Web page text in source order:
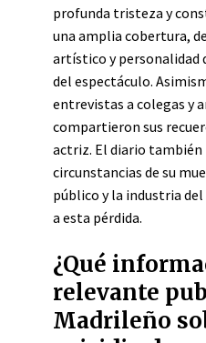
profunda tristeza y
una amplia cobertura,
artístico y personalidad
del espectáculo.
entrevistas a colegas y
compartieron sus
actriz. El diario
circunstancias de su
público y la industria
a esta pérdida.
¿Qué
relevante
Madrileño